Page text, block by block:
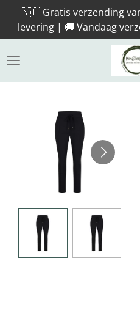
direct
naar
de
🇳🇱 Gratis verzending
levering | 🚚 Vandaag